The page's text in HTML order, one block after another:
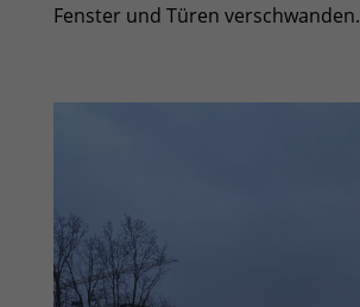
Fenster und Türen verschwanden.